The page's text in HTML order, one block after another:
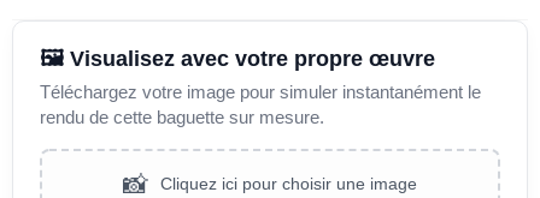
🖼️ Visualisez avec votre propre œuvre
Téléchargez votre image pour simuler instantanément le
rendu de cette baguette sur mesure.
📸 Cliquez ici pour choisir une image